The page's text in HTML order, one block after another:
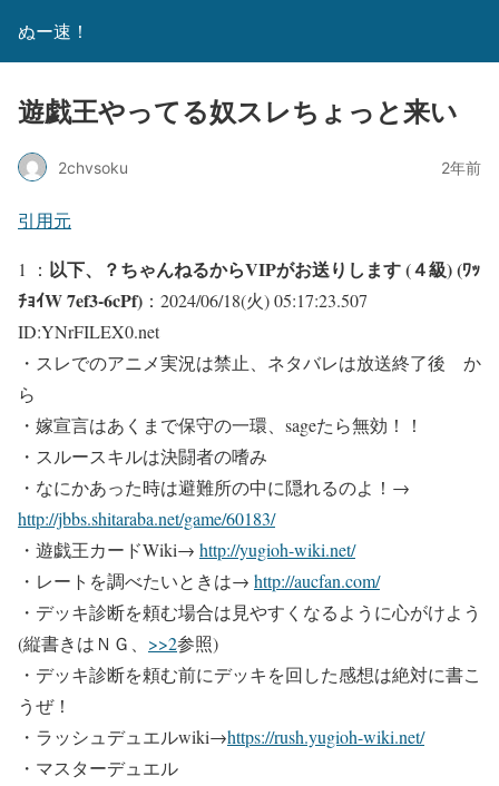
ぬー速！
遊戯王やってる奴スレちょっと来い
2chvsoku 2年前
引用元
1 ： 以下、？ちゃんねるからVIPがお送りします (４級) (ﾜｯ
ﾁｮｲW 7ef3-6cPf) ：2024/06/18(火) 05:17:23.507
ID:YNrFILEX0.net
・スレでのアニメ実況は禁止、ネタバレは放送終了後 か
ら
・嫁宣言はあくまで保守の一環、sageたら無効！！
・スルースキルは決闘者の嗜み
・なにかあった時は避難所の中に隠れるのよ！→
http://jbbs.shitaraba.net/game/60183/
・遊戯王カードWiki→ http://yugioh-wiki.net/
・レートを調べたいときは→ http://aucfan.com/
・デッキ診断を頼む場合は見やすくなるように心がけよう
(縦書きはＮＧ、 >>2参照)
・デッキ診断を頼む前にデッキを回した感想は絶対に書こ
うぜ！
・ラッシュデュエルwiki→https://rush.yugioh-wiki.net/
・マスターデュエル